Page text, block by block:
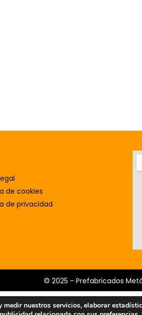
de cookies
de privacidad
© 2025 - Prefabricados
nuestros servicios, elaborar